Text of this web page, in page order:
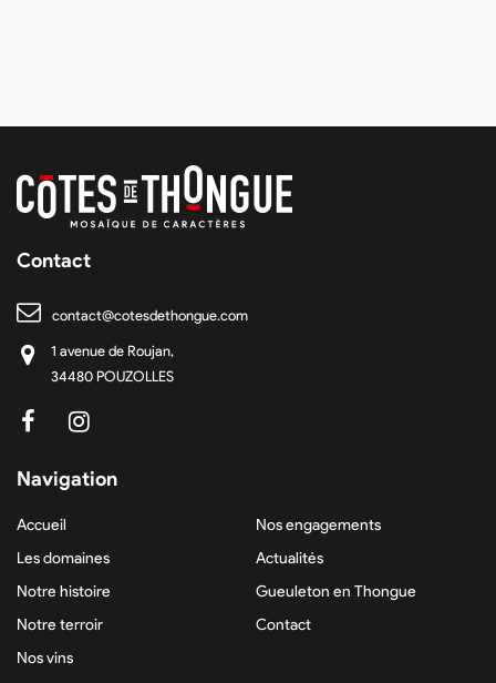
Contact
contact@cotesdethongue.com
1 avenue de Roujan,
34480 POUZOLLES
Navigation
Accueil
Les domaines
Notre histoire
Notre terroir
Nos vins
Nos engagements
Actualités
Gueuleton en Thongue
Contact